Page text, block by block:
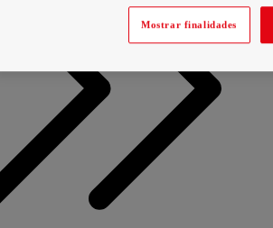
Mostrar finalidades